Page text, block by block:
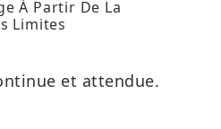
À Partir De La
Limites
et attendue.